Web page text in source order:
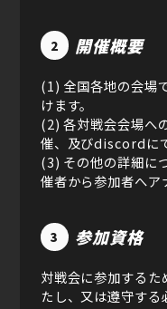
2 開催概要
(1) 全国各地の会場
けます。
(2) 各対戦会会場へ
催、及びdiscordに
(3) その他の詳細に
催者から参加者へア
3 参加資格
対戦会に参加する
たし、又は遵守する